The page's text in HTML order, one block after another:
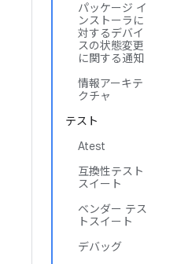
パッケージ イ
ンストーラに
対するデバイ
スの状態変更
に関する通知
情報アーキテ
クチャ
テスト
Atest
互換性テスト
スイート
ベンダー テス
トスイート
デバッグ